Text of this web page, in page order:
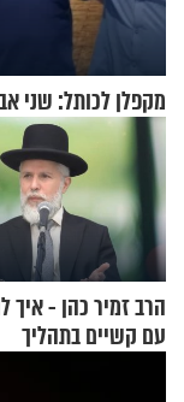
מקפלן לכותל: שני
הרב זמיר כהן - איך
עם קשיים בתהליך